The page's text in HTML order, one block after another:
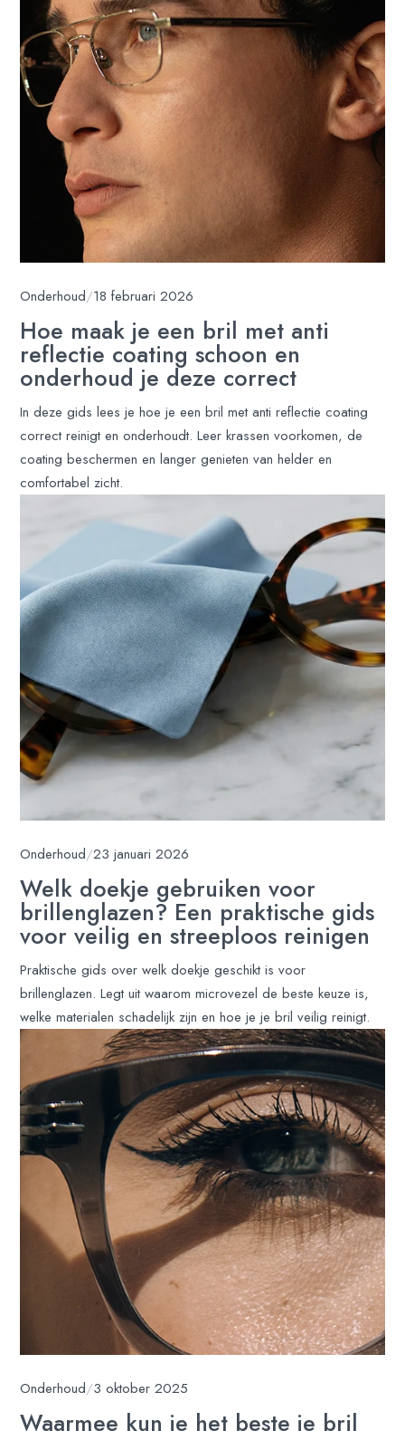
Onderhoud/18 februari 2026
Hoe maak je een bril met anti
reflectie coating schoon en
onderhoud je deze correct
In deze gids lees je hoe je een bril met anti reflectie coating
correct reinigt en onderhoudt. Leer krassen voorkomen, de
coating beschermen en langer genieten van helder en
comfortabel zicht.
Onderhoud/23 januari 2026
Welk doekje gebruiken voor
brillenglazen? Een praktische gids
voor veilig en streeploos reinigen
Praktische gids over welk doekje geschikt is voor
brillenglazen. Legt uit waarom microvezel de beste keuze is,
welke materialen schadelijk zijn en hoe je je bril veilig reinigt.
Onderhoud/3 oktober 2025
Waarmee kun je het beste je bril